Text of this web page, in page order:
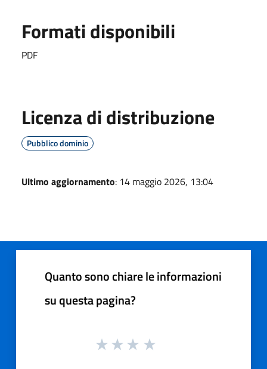
Formati disponibili
PDF
Licenza di distribuzione
Pubblico dominio
Ultimo aggiornamento: 14 maggio 2026, 13:04
Quanto sono chiare le informazioni
su questa pagina?